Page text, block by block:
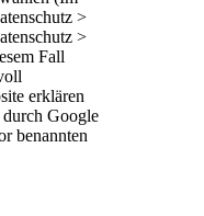
>
>
Fall
erklären
durch Google
benannten